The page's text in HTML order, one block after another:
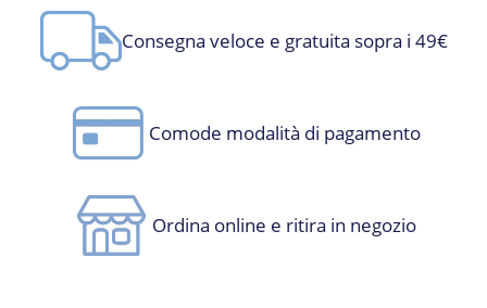
Consegna veloce e gratuita sopra i 49€
Comode modalità di pagamento
Ordina online e ritira in negozio